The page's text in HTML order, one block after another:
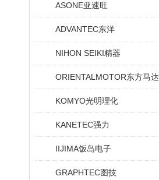
ASONE亚速旺
ADVANTEC东洋
NIHON SEIKI精器
ORIENTALMOTOR东方马达
KOMYO光明理化
KANETEC强力
IIJIMA饭岛电子
GRAPHTEC图技